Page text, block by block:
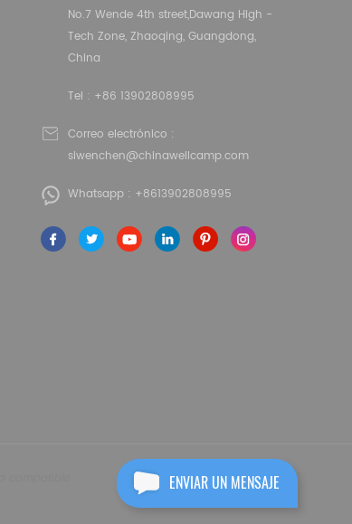
No.7 Wende 4th street,Dawang High -
Tech Zone, Zhaoqing, Guangdong,
China
Tel : +86 13902808995
Correo electrónico :
siwenchen@chinawellcamp.com
Whatsapp : +8613902808995
ENVIAR UN MENSAJE